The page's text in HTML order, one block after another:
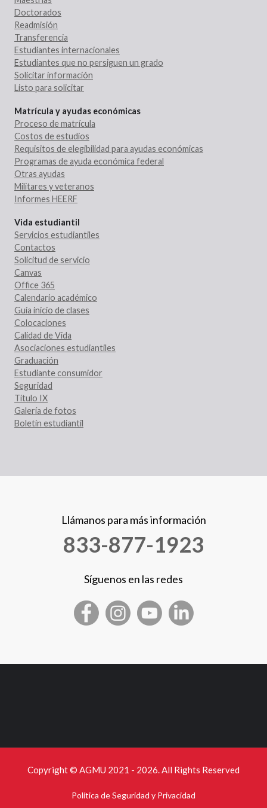
Doctorados
Readmisión
Transferencia
Estudiantes internacionales
Estudiantes que no persiguen un grado
Solicitar información
Listo para solicitar
Matrícula y ayudas económicas
Proceso de matrícula
Costos de estudios
Requisitos de elegibilidad para ayudas económicas
Programas de ayuda económica federal
Otras ayudas
Militares y veteranos
Informes HEERF
Vida estudiantil
Servicios estudiantiles
Contactos
Solicitud de servicio
Canvas
Office 365
Calendario académico
Guía inicio de clases
Colocaciones
Calidad de Vida
Asociaciones estudiantiles
Graduación
Estudiante consumidor
Seguridad
Título IX
Galería de fotos
Boletín estudiantil
Llámanos para más información
833-877-1923
Síguenos en las redes
Copyright © AGMU 2021 - 2026. All Rights Reserved
Política de Seguridad y Privacidad